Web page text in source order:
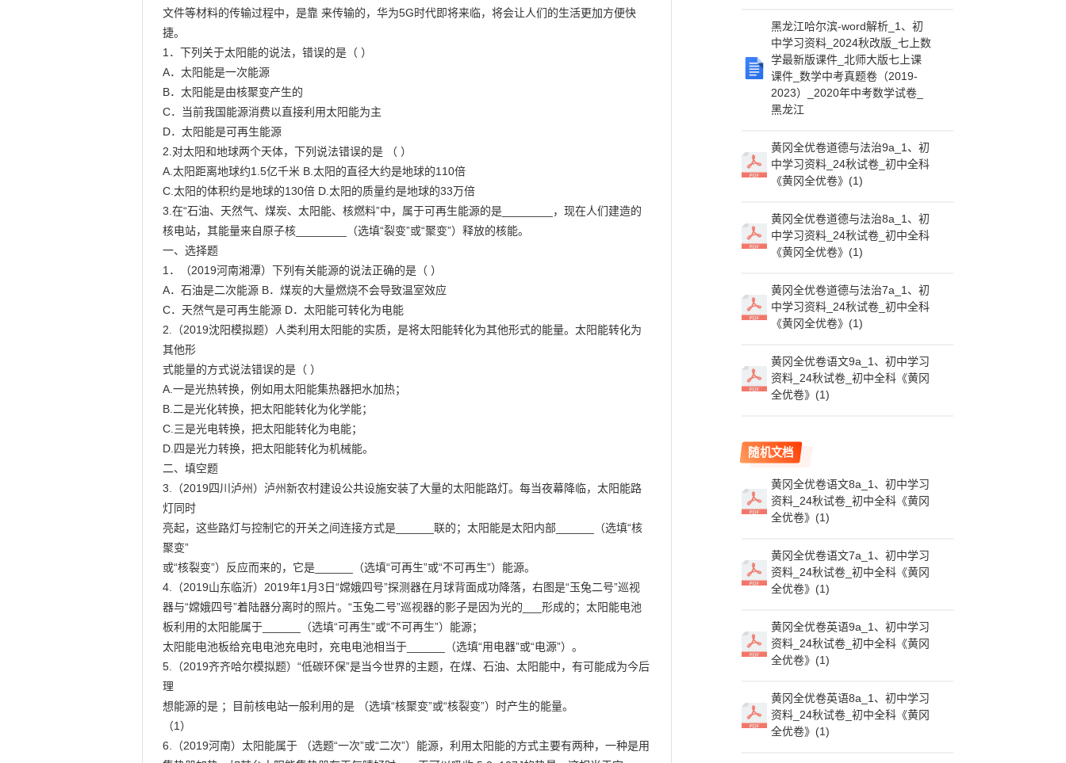
文件等材料的传输过程中，是靠 来传输的，华为5G时代即将来临，将会让人们的生活更加方便快
捷。
1．下列关于太阳能的说法，错误的是（ ）
A．太阳能是一次能源
B．太阳能是由核聚变产生的
C．当前我国能源消费以直接利用太阳能为主
D．太阳能是可再生能源
2.对太阳和地球两个天体，下列说法错误的是 （ ）
A.太阳距离地球约1.5亿千米 B.太阳的直径大约是地球的110倍
C.太阳的体积约是地球的130倍 D.太阳的质量约是地球的33万倍
3.在“石油、天然气、煤炭、太阳能、核燃料”中，属于可再生能源的是________，现在人们建造的
核电站，其能量来自原子核________（选填“裂变”或“聚变”）释放的核能。
一、选择题
1．（2019河南湘潭）下列有关能源的说法正确的是（ ）
A．石油是二次能源 B．煤炭的大量燃烧不会导致温室效应
C．天然气是可再生能源 D．太阳能可转化为电能
2.（2019沈阳模拟题）人类利用太阳能的实质，是将太阳能转化为其他形式的能量。太阳能转化为
其他形
式能量的方式说法错误的是（ ）
A.一是光热转换，例如用太阳能集热器把水加热；
B.二是光化转换，把太阳能转化为化学能；
C.三是光电转换，把太阳能转化为电能；
D.四是光力转换，把太阳能转化为机械能。
二、填空题
3.（2019四川泸州）泸州新农村建设公共设施安装了大量的太阳能路灯。每当夜幕降临，太阳能路
灯同时
亮起，这些路灯与控制它的开关之间连接方式是______联的；太阳能是太阳内部______（选填“核
聚变”
或“核裂变”）反应而来的，它是______（选填“可再生”或“不可再生”）能源。
4.（2019山东临沂）2019年1月3日“嫦娥四号”探测器在月球背面成功降落，右图是“玉兔二号”巡视
器与“嫦娥四号”着陆器分离时的照片。“玉兔二号”巡视器的影子是因为光的___形成的；太阳能电池
板利用的太阳能属于______（选填“可再生”或“不可再生”）能源；
太阳能电池板给充电电池充电时，充电电池相当于______（选填“用电器”或“电源”）。
5.（2019齐齐哈尔模拟题）“低碳环保”是当今世界的主题，在煤、石油、太阳能中，有可能成为今后
理
想能源的是 ；目前核电站一般利用的是 （选填“核聚变”或“核裂变”）时产生的能量。
（1）
6.（2019河南）太阳能属于 （选题“一次”或“二次”）能源，利用太阳能的方式主要有两种，一种是用
黑龙江哈尔滨-word解析_1、初
中学习资料_2024秋改版_七上数
学最新版课件_北师大版七上课
课件_数学中考真题卷（2019-
2023）_2020年中考数学试卷_
黑龙江
黄冈全优卷道德与法治9a_1、初
中学习资料_24秋试卷_初中全科
《黄冈全优卷》(1)
黄冈全优卷道德与法治8a_1、初
中学习资料_24秋试卷_初中全科
《黄冈全优卷》(1)
黄冈全优卷道德与法治7a_1、初
中学习资料_24秋试卷_初中全科
《黄冈全优卷》(1)
黄冈全优卷语文9a_1、初中学习
资料_24秋试卷_初中全科《黄冈
全优卷》(1)
随机文档
黄冈全优卷语文8a_1、初中学习
资料_24秋试卷_初中全科《黄冈
全优卷》(1)
黄冈全优卷语文7a_1、初中学习
资料_24秋试卷_初中全科《黄冈
全优卷》(1)
黄冈全优卷英语9a_1、初中学习
资料_24秋试卷_初中全科《黄冈
全优卷》(1)
黄冈全优卷英语8a_1、初中学习
资料_24秋试卷_初中全科《黄冈
全优卷》(1)